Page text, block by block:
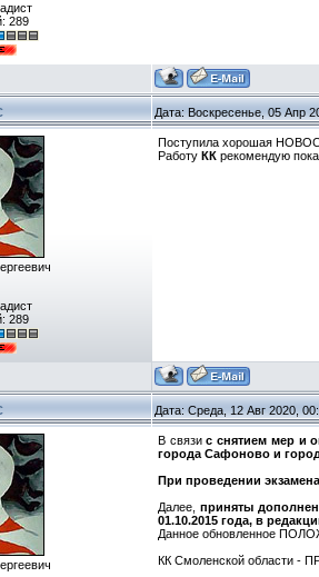
289
Дата: Воскресенье, 05 Апр
289
Поступила хорошая
Работу КК рекомендую пока
Дата: Среда, 12 Авг 2020,
В связис снятием мер и
города Сафоново и
При проведении
Далее, приняты
01.10.2015 года, в
Данное обновленное
КК Смоленской области